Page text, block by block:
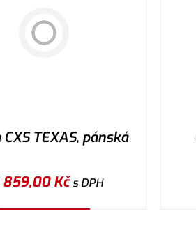
TEXAS, pánská
859,00Kčs DPH